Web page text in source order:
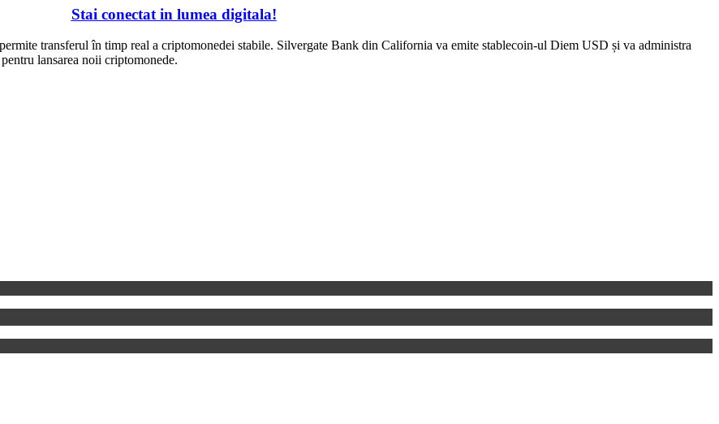
Stai conectat in lumea digitala!
transferul în timp real a criptomonedei stabile. Silvergate Bank din California va emite stablecoin-ul Diem USD și va administra
lansarea noii criptomonede.